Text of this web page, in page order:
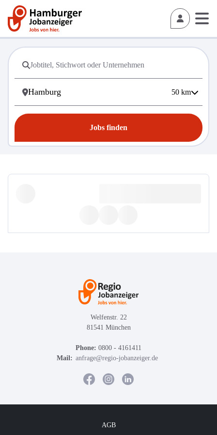
50 km
Jobs finden
Welfenstr. 22
81541 München
Phone: 0800 - 4161411
Mail: anfrage@regio-jobanzeiger.de
AGB